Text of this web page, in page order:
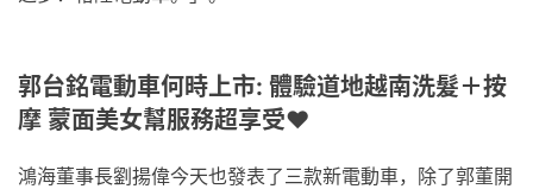
郭台銘電動車何時上市: 體驗道地越南洗髮＋按
摩 蒙面美女幫服務超享受❤
鴻海董事長劉揚偉今天也發表了三款新電動車，除了郭董開